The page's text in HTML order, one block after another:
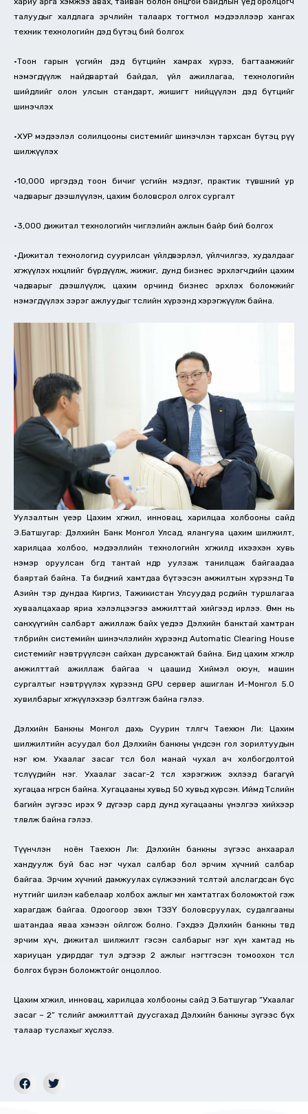
талуудыг халдлага зөрчлийн талаарх тогтмол мэдээллээр хангах
техник технологийн дэд бүтэц бий болгох
•Тоон гарын үсгийн дэд бүтцийн хамрах хүрээ, багтаамжийг
нэмэгдүүлж найдвартай байдал, үйл ажиллагаа, технологийн
шийдлийг олон улсын стандарт, жишигт нийцүүлэн дэд бүтцийг
шинэчлэх
•ХУР мэдээлэл солилцооны системийг шинэчлэн тархсан бүтэц рүү
шилжүүлэх
•10,000 иргэдэд тоон бичиг үсгийн мэдлэг, практик түвшний ур
чадварыг дээшлүүлэн, цахим боловсрол олгох сургалт
•3,000 дижитал технологийн чиглэлийн ажлын байр бий болгох
•Дижитал технологид суурилсан үйлдвэрлэл, үйлчилгээ, худалдааг
хөгжүүлэх нөхцөлийг бүрдүүлж, жижиг, дунд бизнес эрхлэгчдийн цахим
чадварыг дээшлүүлж, цахим орчинд бизнес эрхлэх боломжийг
нэмэгдүүлэх зэрэг ажлуудыг төслийн хүрээнд хэрэгжүүлж байна.
Уулзалтын үеэр Цахим хөгжил, инновац, харилцаа холбооны сайд
Э.Батшугар: Дэлхийн Банк Монгол Улсад, ялангуяа цахим шилжилт,
харилцаа холбоо, мэдээллийн технологийн хөгжилд ихээхэн хувь
нэмэр оруулсан бөгөөд тантай өнөөдөр уулзаж танилцаж байгаадаа
баяртай байна. Та бидний хамтдаа бүтээсэн амжилтын хүрээнд Төв
Азийн тэр дундаа Киргиз, Тажикистан Улсуудад өөрсдийн туршлагаа
хуваалцахаар яриа хэлэлцээгээ амжилттай хийгээд ирлээ. Өмнө нь
санхүүгийн салбарт ажиллаж байх үедээ Дэлхийн банктай хамтран
төлбөрийн системийн шинэчлэлийн хүрээнд Automatic Clearing House
системийг нэвтрүүлсэн сайхан дурсамжтай байна. Бид цахим хөгжлөөр
амжилттай ажиллаж байгаа ч цаашид Хиймэл оюун, машин
сургалтыг нэвтрүүлэх хүрээнд GPU сервер ашиглан И-Монгол 5.0
хувилбарыг хөгжүүлэхээр бэлтгэж байна гэлээ.
Дэлхийн Банкны Монгол дахь Cуурин төлөөлөгч Таехюн Ли: Цахим
шилжилтийн асуудал бол Дэлхийн банкны үндсэн гол зорилтуудын
нэг юм. Ухаалаг засаг төсөл бол манай чухал ач холбогдолтой
төслүүдийн нэг. Ухаалаг засаг-2 төсөл хэрэгжиж эхлээд багагүй
хугацаа өнгөрсөн байна. Хугацааны хувьд 50 хувьд хүрсэн. Иймд Төслийн
багийн зүгээс ирэх 9 дүгээр сард дунд хугацааны үнэлгээ хийхээр
төлөвлөж байна гэлээ.
Түүнчлэн ноён Таехюн Ли: Дэлхийн банкны зүгээс анхаарал
хандуулж буй бас нэг чухал салбар бол эрчим хүчний салбар
байгаа. Эрчим хүчний дамжуулах сүлжээний төсөлтэй алслагдсан бүс
нутгийг шилэн кабелаар холбох ажлыг мөн хамтатгах боломжтой гэж
харагдаж байгаа. Одоогоор зөвхөн ТЭЗҮ боловсруулах, судалгааны
шатандаа яваа хэмээн ойлгож болно. Гэхдээ Дэлхийн банкны төвд
эрчим хүч, дижитал шилжилт гэсэн салбарыг нэг хүн хамтад нь
хариуцан удирддаг тул эдгээр 2 ажлыг нэгтгэсэн томоохон төсөл
болгох бүрэн боломжтойг онцоллоо.
Цахим хөгжил, инновац, харилцаа холбооны сайд Э.Батшугар “Ухаалаг
засаг – 2” төслийг амжилттай дуусгахад Дэлхийн банкны зүгээс бүх
талаар туслахыг хүслээ.